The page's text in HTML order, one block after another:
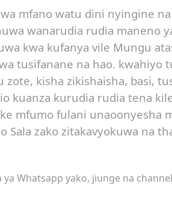
mfano watu dini nyingine
wanarudia rudia maneno
kwa kufanya vile Mungu
tusifanane na hao. kwahiyo
kisha zikishaisha, basi,
kuanza kurudia rudia tena
mfumo fulani unaoonyesha
zako zitakavyokuwa na
Whatsapp yako, jiunge na